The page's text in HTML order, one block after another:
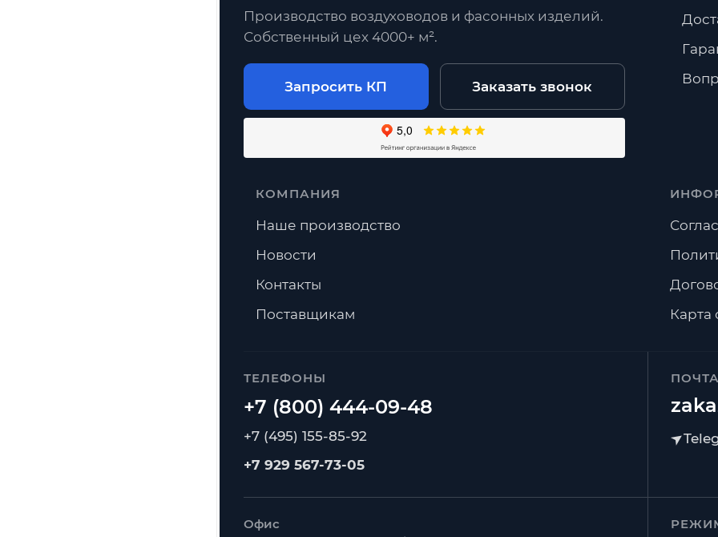
Производство воздуховодов и фасонных изделий.
Собственный цех 4000+ м².
Запросить КП Заказать звонок
ТЕЛЕФОНЫ
+7 (495) 155-85-92
+7 929 567-73-05
Офис
КОМПАНИЯ
Наше производство
Новости
Контакты
Поставщикам
Карта